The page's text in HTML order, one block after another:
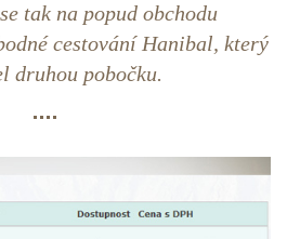
tak na popud obchodu
cestování Hanibal, který
druhou pobočku.